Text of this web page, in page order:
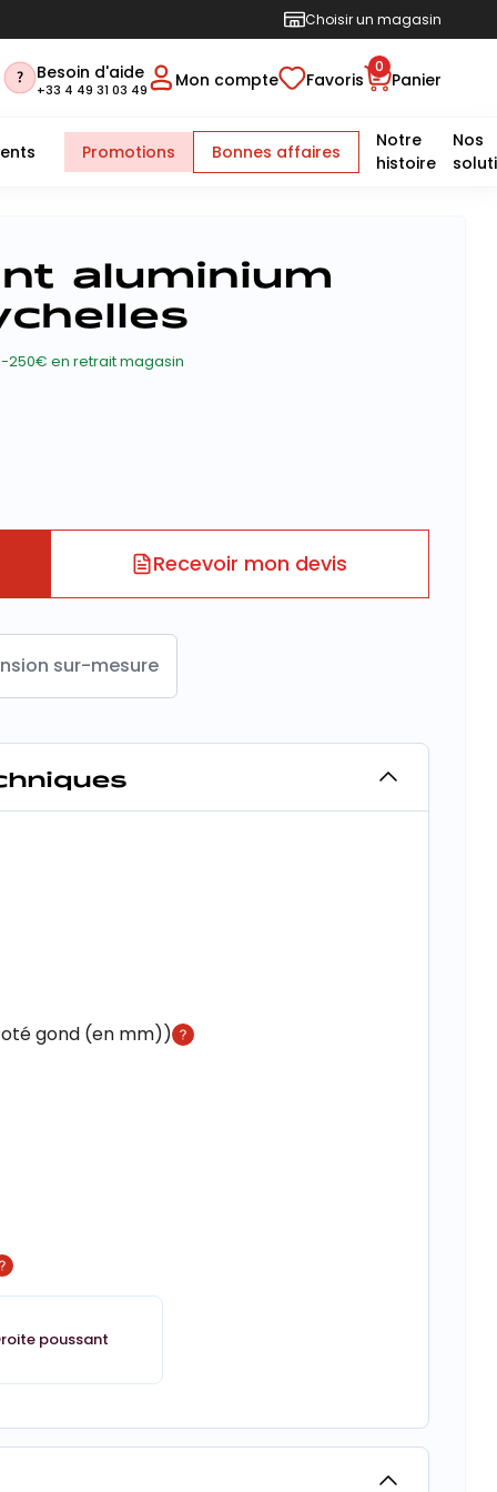
Choisir un magasin
Besoin d'aide
+33 4 49 31 03 49 Mon compte Favoris
0
Panier
Promotions Bonnes affaires
Notre
histoire
Nos
aluminium
-250€ en retrait magasin
Recevoir mon devis
sur-mesure
gond (en mm))
poussant